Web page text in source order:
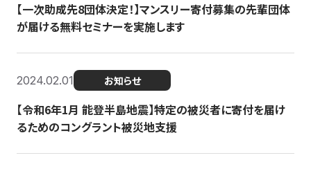
【一次助成先8団体決定！】マンスリー寄付募集の先輩団体
が届ける無料セミナーを実施します
2024.02.01 お知らせ
【令和6年1月 能登半島地震】特定の被災者に寄付を届け
るためのコングラント被災地支援